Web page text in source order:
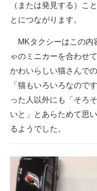
ITエンジニア向け専門サ
製造業のIT導入・活用を
エレクトロニクス専門サ
エネルギーの専門メディア
建設×テクノロジーの最前線
（または発見する）こ
とにつながります。
MKタクシーはこの内
ゃのミニカーを合わせ
かわいらしい猫さんで
「猫もいろいろなので
った人以外にも「そろ
いと」とあらためて思
るようでした。